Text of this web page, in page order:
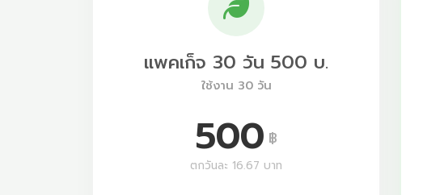
แพคเก็จ 30 วัน 500 บ.
ใช้งาน 30 วัน
500 ฿
ตกวันละ 16.67 บาท